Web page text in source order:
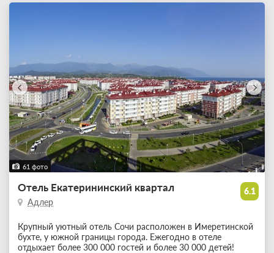
61 фото
6.1
Отель Екатерининский квартал
Адлер
Крупный уютный отель Сочи расположен в Имеретинской
бухте, у южной границы города. Ежегодно в отеле
отдыхает более 300 000 гостей и более 30 000 детей!